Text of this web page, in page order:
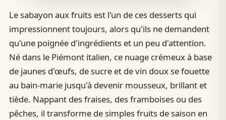
Le sabayon aux fruits est l'un de ces desserts qui
impressionnent toujours, alors qu'ils ne demandent
qu'une poignée d'ingrédients et un peu d'attention.
Né dans le Piémont italien, ce nuage crémeux à base
de jaunes d'œufs, de sucre et de vin doux se fouette
au bain-marie jusqu'à devenir mousseux, brillant et
tiède. Nappant des fraises, des framboises ou des
pêches, il transforme de simples fruits de saison en